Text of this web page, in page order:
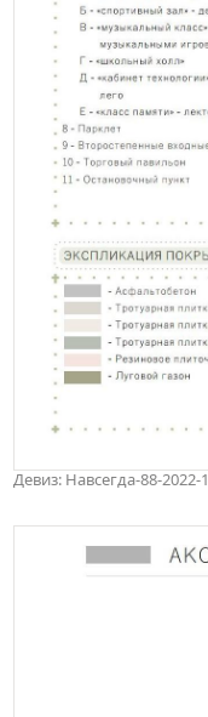
Девиз: Навсегда-88-